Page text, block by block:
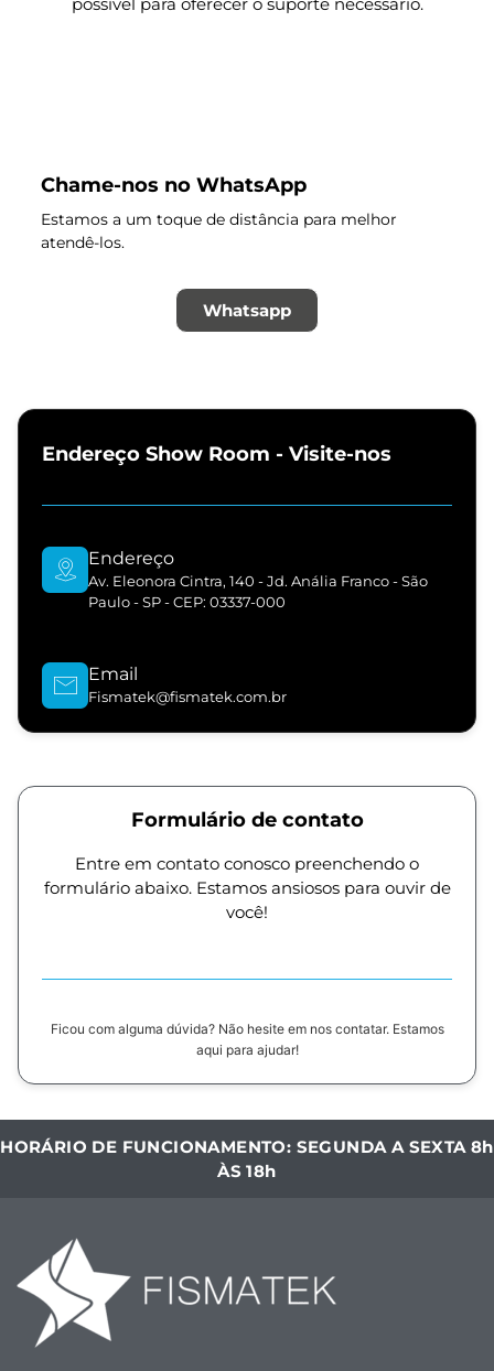
Chame-nos no WhatsApp
Estamos a um toque de distância para melhor
atendê-los.
Whatsapp
Endereço Show Room - Visite-nos
Endereço
Av. Eleonora Cintra, 140 - Jd. Anália Franco - São
Paulo - SP - CEP: 03337-000
Email
Fismatek@fismatek.com.br
Formulário de contato
Entre em contato conosco preenchendo o
formulário abaixo. Estamos ansiosos para ouvir de
você!
Ficou com alguma dúvida? Não hesite em nos contatar. Estamos
aqui para ajudar!
HORÁRIO DE FUNCIONAMENTO: SEGUNDA A SEXTA 8h
ÀS 18h